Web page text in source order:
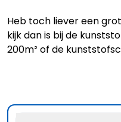
Heb toch liever een
kijk dan is bij de
200m² of de